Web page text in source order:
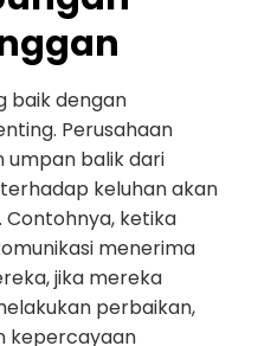
baik dengan
Perusahaan
umpan balik dari
keluhan akan
ketika
menerima
jika mereka
perbaikan,
kepercayaan